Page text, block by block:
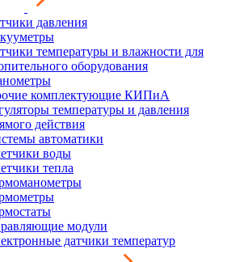
давления
температуры и влажности для
оборудования
комплектующие КИПиА
температуры и давления
действия
автоматики
воды
тепла
модули
датчики температур